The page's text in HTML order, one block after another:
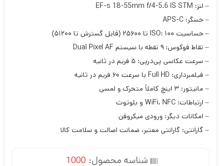
– لنز: EF-s 18-55mm f/4-5.6 IS STM
– حسگر: APS-C
– حساسیت ISO: ۱۰۰ تا ۲۵۶۰۰ (قابل گسترش تا ۵۱۲۰۰)
– نقاط فوکوس: ۹ نقطه با سیستم Dual Pixel AF
– سرعت عکاسی پی‌در‌پی: ۵ فریم در ثانیه
– فیلمبرداری: Full HD با سرعت ۶۰ فریم در ثانیه
– مانیتور: ۳ اینچ کاملاً متحرک و لمسی
– ارتباطات: WiFi، NFC و بلوتوث
– امکانات دیگر: ورودی میکروفن
– گارانتی: گارانتی معتبر، ضمانت اصالت و سلامت کالا
شناسه محصول: 1000